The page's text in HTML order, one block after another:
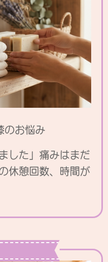
のお悩み
した」痛みはまだ
休憩回数、時間が